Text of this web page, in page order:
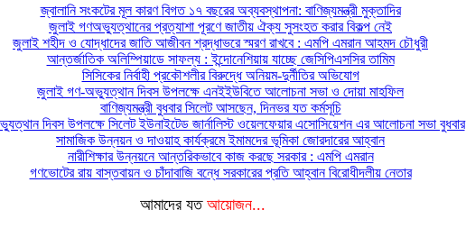
জ্বালানি সংকটের মূল কারণ বিগত ১৭ বছরের অব্যবস্থাপনা: বাণিজ্যমন্ত্রী মুক্তাদির
জুলাই গণঅভ্যুত্থানের প্রত্যাশা পূরণে জাতীয় ঐক্য সুসংহত করার বিকল্প নেই
জুলাই শহীদ ও যোদ্ধাদের জাতি আজীবন শ্রদ্ধাভরে স্মরণ রাখবে : এমপি এমরান আহমদ চৌধুরী
আন্তর্জাতিক অলিম্পিয়াডে সাফল্য : ইন্দোনেশিয়ায় যাচ্ছে জেসিপিএসসির তামিম
সিসিকের নির্বাহী প্রকৌশলীর বিরুদ্ধে অনিয়ম-দুর্নীতির অভিযোগ
জুলাই গণ-অভ্যুত্থান দিবস উপলক্ষে এনইইউবিতে আলোচনা সভা ও দোয়া মাহফিল
বাণিজ্যমন্ত্রী বুধবার সিলেট আসছেন, দিনভর যত কর্মসূচি
দিবস উপলক্ষে সিলেট ইউনাইটেড জার্নালিস্ট ওয়েলফেয়ার এসোসিয়েশন এর আলোচনা সভা বুধবার
সামাজিক উন্নয়ন ও দাওয়াহ কার্যক্রমে ইমামদের ভূমিকা জোরদারের আহ্বান
নারীশিক্ষার উন্নয়নে আন্তরিকভাবে কাজ করছে সরকার : এমপি এমরান
গণভোটের রায় বাস্তবায়ন ও চাঁদাবাজি বন্ধে সরকারের প্রতি আহ্বান বিরোধীদলীয় নেতার
আমাদের যত আয়োজন...